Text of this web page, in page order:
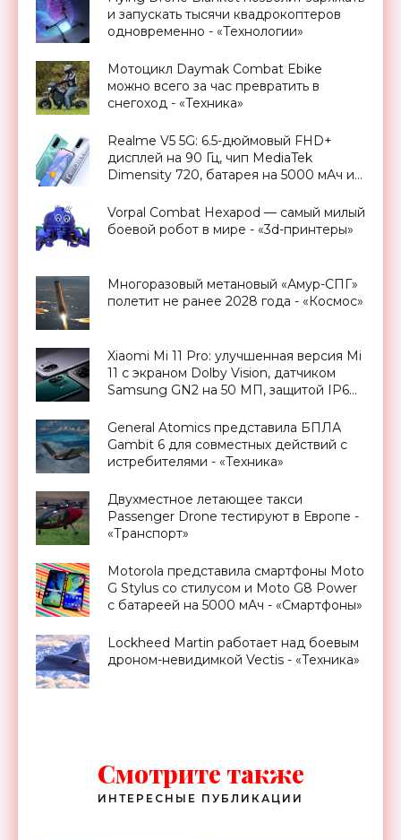
и запускать тысячи квадрокоптеров
одновременно - «Технологии»
Мотоцикл Daymak Combat Ebike
можно всего за час превратить в
снегоход - «Техника»
Realme V5 5G: 6.5-дюймовый FHD+
дисплей на 90 Гц, чип MediaTek
Dimensity 720, батарея на 5000 мАч и
Vorpal Combat Hexapod — самый милый
боевой робот в мире - «3d-принтеры»
Многоразовый метановый «Амур-СПГ»
полетит не ранее 2028 года - «Космос»
Xiaomi Mi 11 Pro: улучшенная версия Mi
11 с экраном Dolby Vision, датчиком
Samsung GN2 на 50 МП, защитой IP68
«Смартфоны»
General Atomics представила БПЛА
Gambit 6 для совместных действий с
истребителями - «Техника»
Двухместное летающее такси
Passenger Drone тестируют в Европе -
«Транспорт»
Motorola представила смартфоны Moto
G Stylus со стилусом и Moto G8 Power
с батареей на 5000 мАч - «Смартфоны»
Lockheed Martin работает над боевым
дроном-невидимкой Vectis - «Техника»
Смотрите также
ИНТЕРЕСНЫЕ ПУБЛИКАЦИИ